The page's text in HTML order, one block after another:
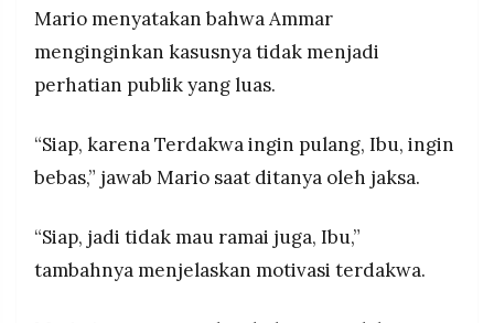
Mario menyatakan bahwa Ammar
menginginkan kasusnya tidak menjadi
perhatian publik yang luas.
“Siap, karena Terdakwa ingin pulang, Ibu, ingin
bebas,” jawab Mario saat ditanya oleh jaksa.
“Siap, jadi tidak mau ramai juga, Ibu,”
tambahnya menjelaskan motivasi terdakwa.